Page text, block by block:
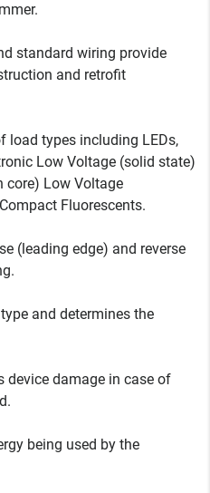
standard wiring provide
and retrofit
load types including LEDs,
Low Voltage (solid state)
core) Low Voltage
Fluorescents.
(leading edge) and reverse
and determines the
device damage in case of
being used by the